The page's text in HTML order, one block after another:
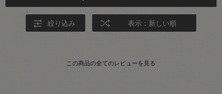
絞り込み 表示：新しい順
この商品の全てのレビューを見る